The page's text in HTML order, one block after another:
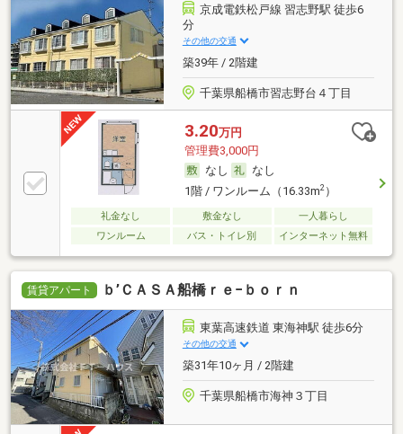
京成電鉄松戸線 習志野駅 徒歩6
分
その他の交通
築39年 / 2階建
千葉県船橋市習志野台４丁目
3.20万円
管理費3,000円
なし
なし
1階 / ワンルーム（16.33m2）
礼金なし 敷金なし
一人暮らし
ワンルーム
バス・トイレ別 インターネット無料
賃貸アパート ｂ’ＣＡＳＡ船橋ｒｅ−ｂｏｒｎ
東葉高速鉄道 東海神駅 徒歩6分
その他の交通
築31年10ヶ月 / 2階建
千葉県船橋市海神３丁目